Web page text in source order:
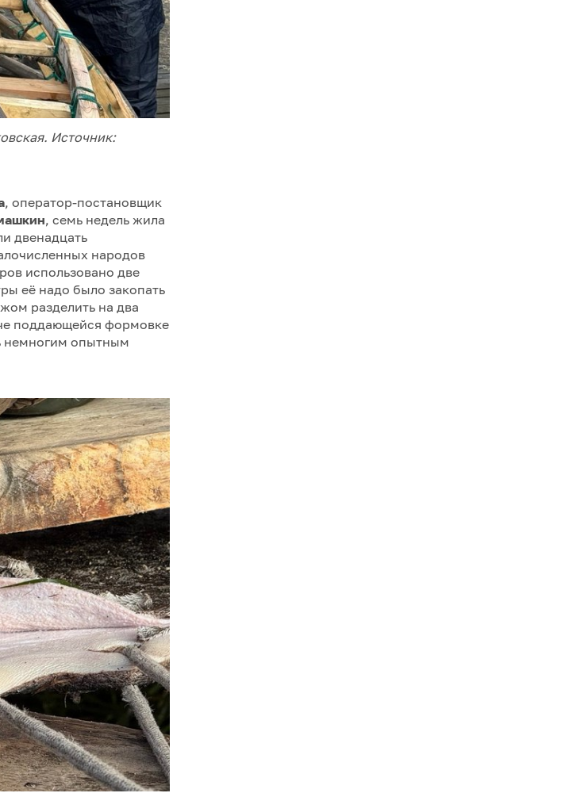
Источник:
, оператор-постановщик
, семь недель жила
двенадцать
народов
использовано две
её надо было закопать
разделить на два
поддающейся формовке
немногим опытным